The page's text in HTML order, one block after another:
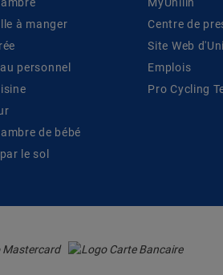
à manger
personnel
de bébé
le sol
Centre de
Site Web
Emplois
Pro Cycling